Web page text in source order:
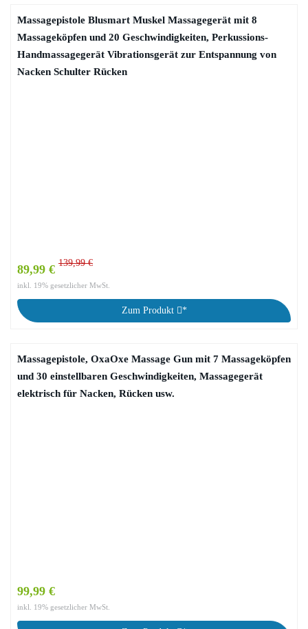
Massagepistole Blusmart Muskel Massagegerät mit 8
Massageköpfen und 20 Geschwindigkeiten, Perkussions-
Handmassagegerät Vibrationsgerät zur Entspannung von
Nacken Schulter Rücken
89,99 € 139,99 €
inkl. 19% gesetzlicher MwSt.
Zum Produkt *
Massagepistole, OxaOxe Massage Gun mit 7 Massageköpfen
und 30 einstellbaren Geschwindigkeiten, Massagegerät
elektrisch für Nacken, Rücken usw.
99,99 €
inkl. 19% gesetzlicher MwSt.